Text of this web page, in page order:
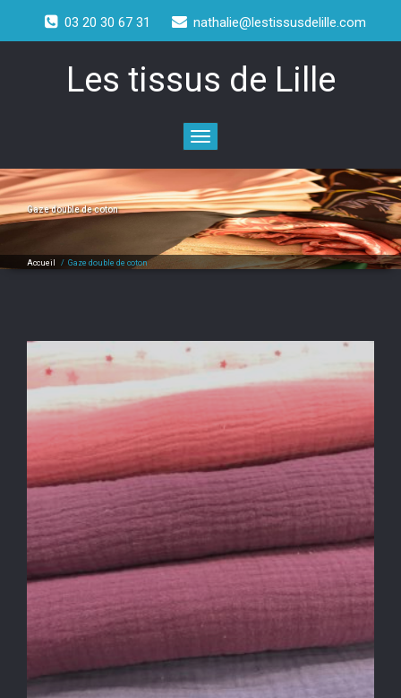
03 20 30 67 31 nathalie@lestissusdelille.com
Les tissus de Lille
Toggle
navigation
Gaze double de coton
Accueil / Gaze double de coton